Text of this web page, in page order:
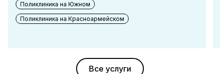
Поликлиника на Южном
Поликлиника на Красноармейском
Все услуги